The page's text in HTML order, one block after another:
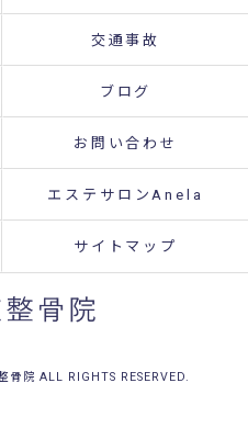
交通事故
ブログ
お問い合わせ
エステサロンAnela
サイトマップ
院 ALL RIGHTS RESERVED.